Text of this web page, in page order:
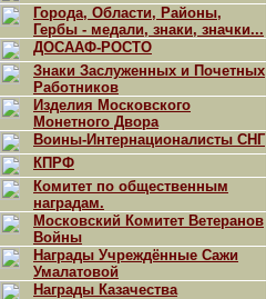
Города, Области, Районы,
Гербы - медали, знаки, значки...
ДОСААФ-РОСТО
Знаки Заслуженных и Почетных
Работников
Изделия Московского
Монетного Двора
Воины-Интернационалисты СНГ
КПРФ
Комитет по общественным
наградам.
Московский Комитет Ветеранов
Войны
Награды Учреждённые Сажи
Умалатовой
Награды Казачества